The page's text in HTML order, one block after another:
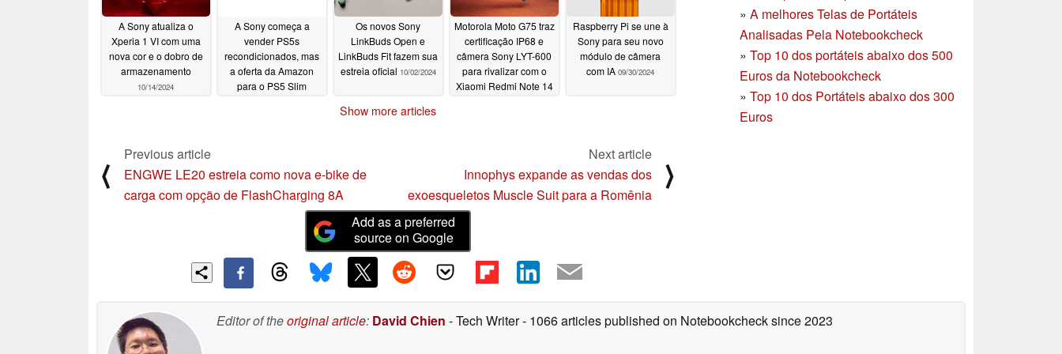
Ao expandir as aplicações que uma única câmera pode oferecer, o novo produto ajuda a
simplificar os sistemas de câmeras automotivas e economiza espaço, custo e energia.
*1 Entre os sensores CMOS para câmeras automotivas. De acordo com a pesquisa da
*3 Imagem para visualização do motorista, como gravação ou exibição em um monitor.
*4 Processador de sinal de imagem - um circuito para processamento de imagens.
ISX038 Sensor de imagem CMOS para câmeras automotivas
Nome do modelo
Data de envio da amostra
(incluindo impostos)
» A melhores Telas de Portáteis
Analisadas Pela Notebookcheck
» Top 10 dos portáteis abaixo dos 500
Euros da Notebookcheck
» Top 10 dos Portáteis abaixo dos 300
Euros
A Sony atualiza o
Xperia 1 VI com uma
nova cor e o dobro de
armazenamento
10/14/2024
A Sony começa a
vender PS5s
recondicionados, mas
a oferta da Amazon
para o PS5 Slim
Os novos Sony
LinkBuds Open e
LinkBuds Fit fazem sua
estreia oficial 10/02/2024
Motorola Moto G75 traz
certificação IP68 e
câmera Sony LYT-600
para rivalizar com o
Xiaomi Redmi Note 14
Raspberry Pi se une à
Sony para seu novo
módulo de câmera
com IA 09/30/2024
Show more articles
⟨
Previous article
ENGWE LE20 estreia como nova e-bike de
carga com opção de FlashCharging 8A
Next article
Innophys expande as vendas dos
exoesqueletos Muscle Suit para a Romênia
⟩
Add as a preferred
source on Google
Editor of theoriginal article: David Chien - Tech Writer- 1066 articles published on Notebookchecksince 2023